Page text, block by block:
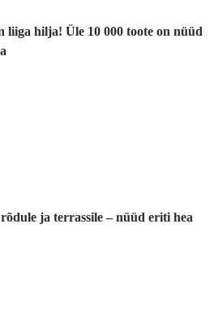
liiga hilja! Üle 10 000 toote on nüüd
ja terrassile – nüüd eriti hea